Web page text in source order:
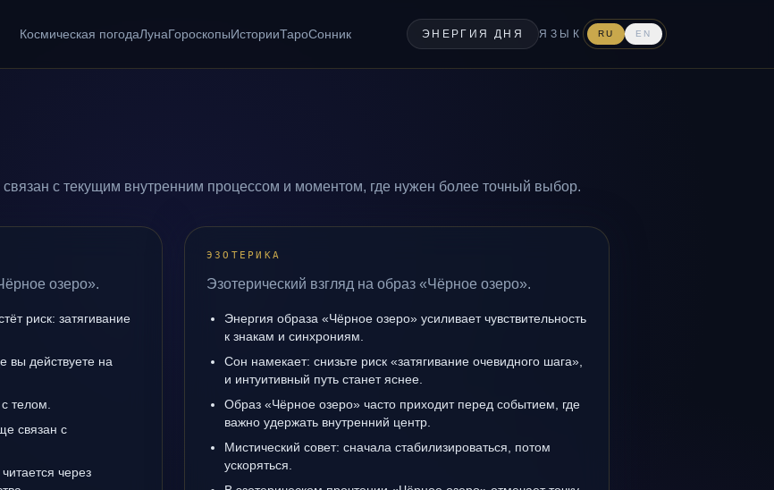
Космическая погодаЛунаГороскопыИсторииТароСонник ЭНЕРГИЯ ДНЯ ЯЗЫК RU EN
с текущим внутренним процессом и моментом, где нужен более точный выбор.
озеро».
риск: затягивание
вы действуете на
телом.
связан с
через
ЭЗОТЕРИКА
Эзотерический взгляд на образ «Чёрное озеро».
Энергия образа «Чёрное озеро» усиливает чувствительность
к знакам и синхрониям.
Сон намекает: снизьте риск «затягивание очевидного шага»,
и интуитивный путь станет яснее.
Образ «Чёрное озеро» часто приходит перед событием, где
важно удержать внутренний центр.
Мистический совет: сначала стабилизироваться, потом
ускоряться.